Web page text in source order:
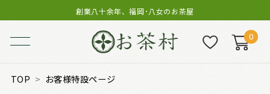
創業八十余年、福岡･八女のお茶屋
0
TOP お客様特設ページ